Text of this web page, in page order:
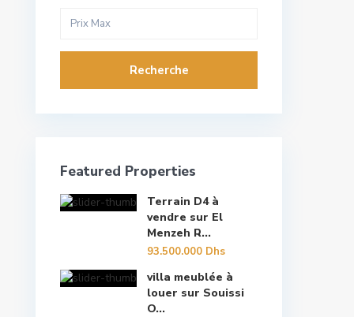
Recherche
Featured Properties
Terrain D4 à
vendre sur El
Menzeh R...
93.500.000 Dhs
villa meublée à
louer sur Souissi
O...